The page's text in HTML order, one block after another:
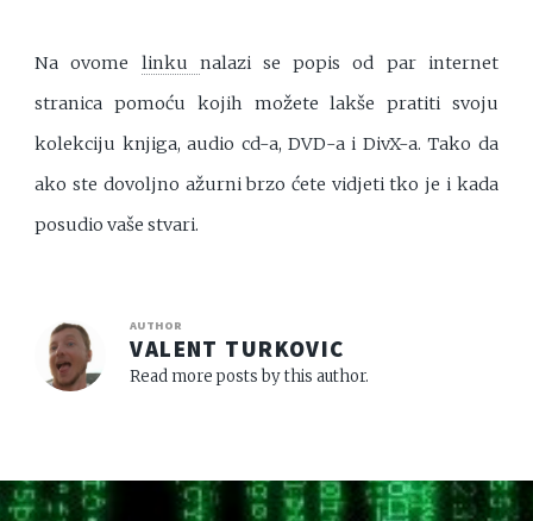
Na ovome linku nalazi se popis od par internet
stranica pomoću kojih možete lakše pratiti svoju
kolekciju knjiga, audio cd-a, DVD-a i DivX-a. Tako da
ako ste dovoljno ažurni brzo ćete vidjeti tko je i kada
posudio vaše stvari.
AUTHOR
VALENT TURKOVIC
Read more posts by this author.